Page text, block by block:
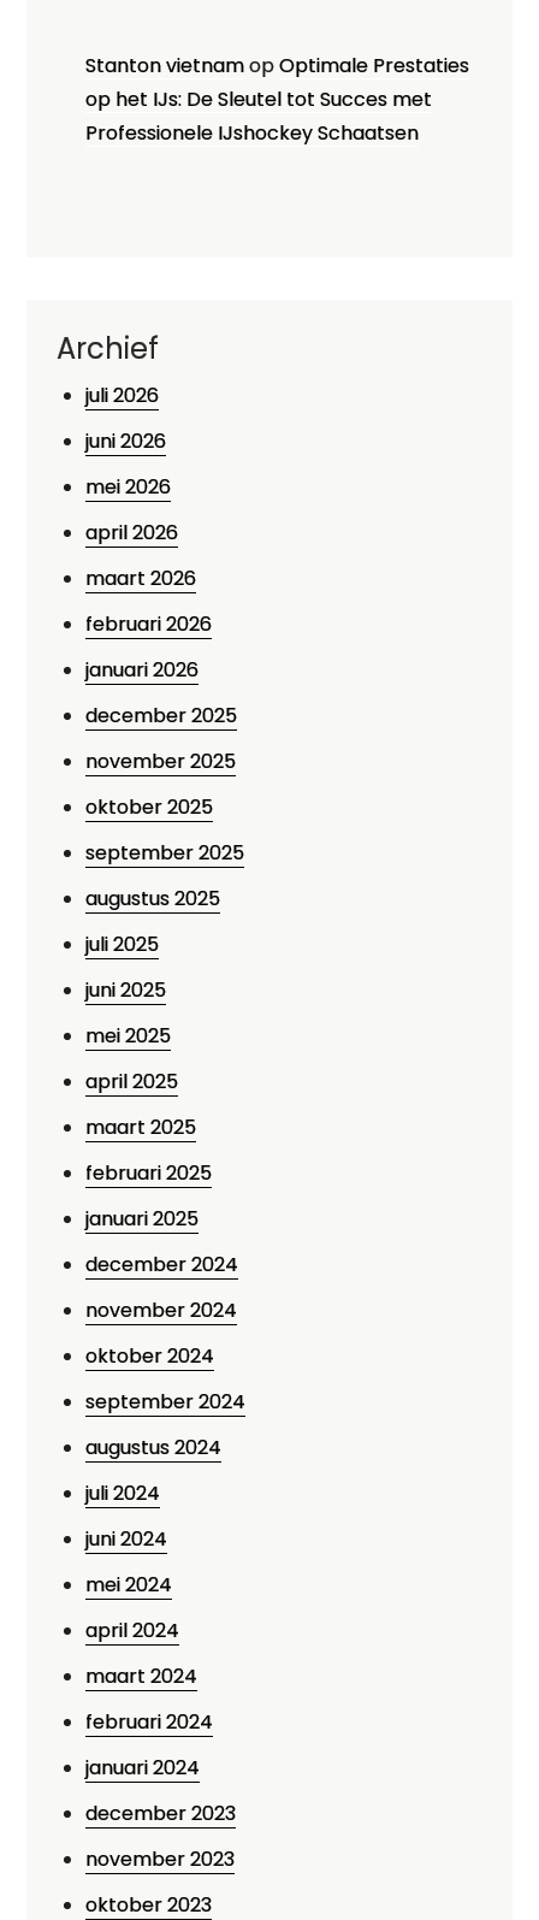
Stanton vietnamopOptimale Prestaties
op het IJs: De Sleutel tot Succes met
Professionele IJshockey Schaatsen
Archief
juli 2026
juni 2026
mei 2026
april 2026
maart 2026
februari 2026
januari 2026
december 2025
november 2025
oktober 2025
september 2025
augustus 2025
juli 2025
juni 2025
mei 2025
april 2025
maart 2025
februari 2025
januari 2025
december 2024
november 2024
oktober 2024
september 2024
augustus 2024
juli 2024
juni 2024
mei 2024
april 2024
maart 2024
februari 2024
januari 2024
december 2023
november 2023
oktober 2023